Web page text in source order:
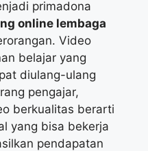
primadona
online lembaga
Video
belajar yang
diulang-ulang
pengajar,
berkualitas berarti
yang bisa bekerja
pendapatan